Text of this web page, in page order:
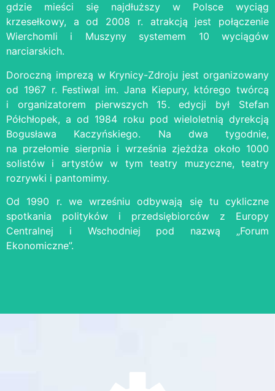
gdzie mieści się najdłuższy w Polsce wyciąg
krzesełkowy, a od 2008 r. atrakcją jest połączenie
Wierchomli i Muszyny systemem 10 wyciągów
narciarskich.
Doroczną imprezą w Krynicy-Zdroju jest organizowany
od 1967 r. Festiwal im. Jana Kiepury, którego twórcą
i organizatorem pierwszych 15. edycji był Stefan
Półchłopek, a od 1984 roku pod wieloletnią dyrekcją
Bogusława Kaczyńskiego. Na dwa tygodnie,
na przełomie sierpnia i września zjeżdża około 1000
solistów i artystów w tym teatry muzyczne, teatry
rozrywki i pantomimy.
Od 1990 r. we wrześniu odbywają się tu cykliczne
spotkania polityków i przedsiębiorców z Europy
Centralnej i Wschodniej pod nazwą „Forum
Ekonomiczne”.